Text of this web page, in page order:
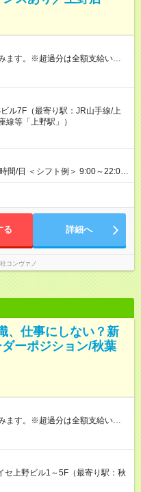
ます。※超過分は全額支給いたし
月 みなし残業時間 5.5時間／月
残業代(8，940円)を含む。超過
内基準を満たした場合は、その
781円＝42万5，781円 ◆店長
インセン8万2，547円＝34万2，
万円＋インセン1万4701円＝24
12月)※業績による ・交通費：月
次月の給与から ・評価手法：
張りをしっかり評価します！で
される環境です。 【試用期
さ：6ヶ月 ※ 雇用形態と給与
ります。 雇用形態：中途採用
円以上 上記額にはみなし残業
5.5時間／月
ル7F（最寄り駅：JR山手線/上
線等「上野駅」）
間/日 ＜シフト例＞ 9:00～22:00
憩60分） ※残業時間は月平均で
】11：00～22：00、【土日祝】
る 詳細へ
コンヴァノ
、仕事にしない？新
ーポジション/秋葉
ます。※超過分は全額支給いたし
～ 67,640円／月 みなし残業時
高め、品質領
ャリストコース≫ ◎組織マネジ
セ上野ビル1～5F（最寄り駅：秋